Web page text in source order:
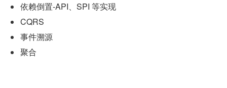
依赖倒置-API、SPI 等实现
CQRS
事件溯源
聚合